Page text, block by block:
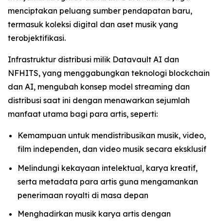
menciptakan peluang sumber pendapatan baru,
termasuk koleksi digital dan aset musik yang
terobjektifikasi.
Infrastruktur distribusi milik Datavault AI dan
NFHITS, yang menggabungkan teknologi blockchain
dan AI, mengubah konsep model streaming dan
distribusi saat ini dengan menawarkan sejumlah
manfaat utama bagi para artis, seperti:
Kemampuan untuk mendistribusikan musik, video,
film independen, dan video musik secara eksklusif
Melindungi kekayaan intelektual, karya kreatif,
serta metadata para artis guna mengamankan
penerimaan royalti di masa depan
Menghadirkan musik karya artis dengan